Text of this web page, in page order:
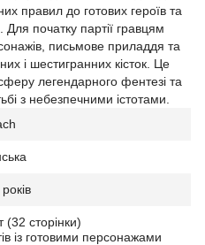
правил до готових героїв та
Для початку партії гравцям
письмове приладдя та
і шестигранних кісток. Це
легендарного фентезі та
з небезпечними істотами.
(32 сторінки)
із готовими персонажами